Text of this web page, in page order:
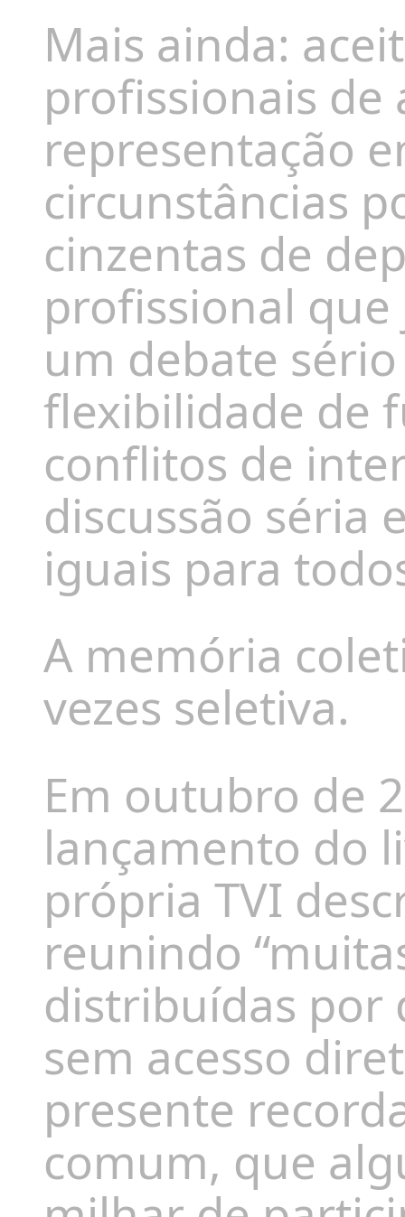
Mais ainda:
profissionais de
representação
circunstâncias
cinzentas de
profissional
um debate
flexibilidade de
conflitos de
discussão séria
iguais para
A memória
vezes seletiva.
Em outubro de
lançamento do
própria TVI
reunindo
distribuídas por
sem acesso
presente
comum, que